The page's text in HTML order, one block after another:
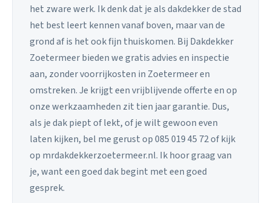
het zware werk. Ik denk dat je als dakdekker de stad
het best leert kennen vanaf boven, maar van de
grond af is het ook fijn thuiskomen. Bij Dakdekker
Zoetermeer bieden we gratis advies en inspectie
aan, zonder voorrijkosten in Zoetermeer en
omstreken. Je krijgt een vrijblijvende offerte en op
onze werkzaamheden zit tien jaar garantie. Dus,
als je dak piept of lekt, of je wilt gewoon even
laten kijken, bel me gerust op 085 019 45 72 of kijk
op mrdakdekkerzoetermeer.nl. Ik hoor graag van
je, want een goed dak begint met een goed
gesprek.